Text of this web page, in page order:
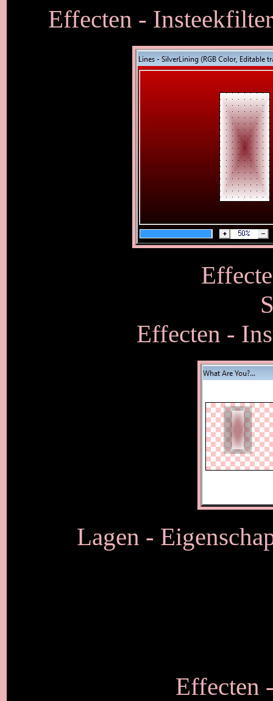
Effecten -
Effecten -
Lagen -
Effecten